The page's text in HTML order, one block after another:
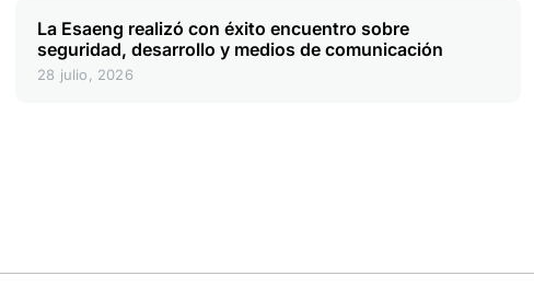
La Esaeng realizó con éxito encuentro sobre
seguridad, desarrollo y medios de comunicación
28 julio, 2026